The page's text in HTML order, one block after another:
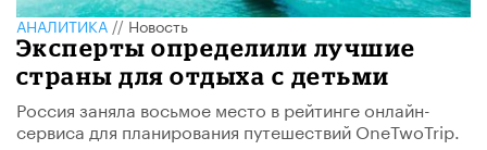
АНАЛИТИКА//Новость
Эксперты определили лучшие
страны для отдыха с детьми
Россия заняла восьмое место в рейтинге онлайн-
сервиса для планирования путешествий OneTwoTrip.